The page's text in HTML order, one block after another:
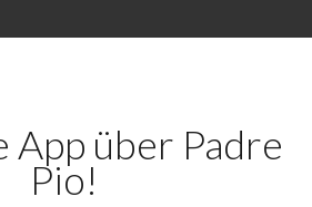
App über Padre
Pio!